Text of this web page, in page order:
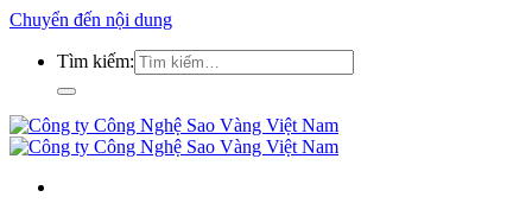
Chuyển đến nội dung
Tìm kiếm: